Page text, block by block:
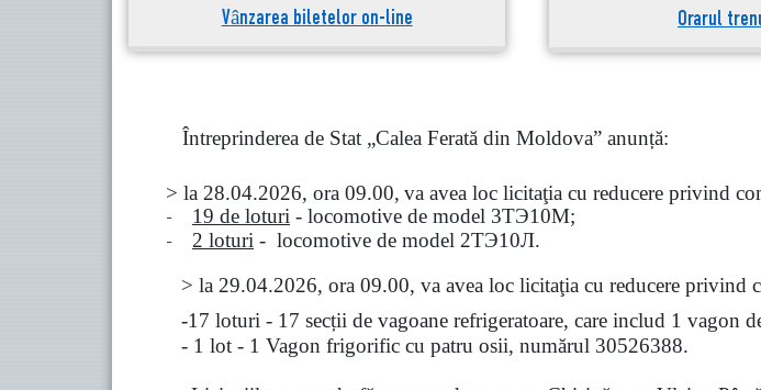
Vânzarea biletelor on-line Orarul
Întreprinderea de Stat „Calea Ferată din Moldova” anunță:
> la 28.04.2026, ora 09.00, va avea loc licitaţia cu reducere privind
- 19 de loturi - locomotive de model 3ТЭ10М;
- 2 loturi - locomotive de model 2ТЭ10Л.
> la 29.04.2026, ora 09.00, va avea loc licitaţia cu reducere privind
-17 loturi - 17 secții de vagoane refrigeratoare, care includ 1
- 1 lot - 1 Vagon frigorific cu patru osii, numărul 30526388.